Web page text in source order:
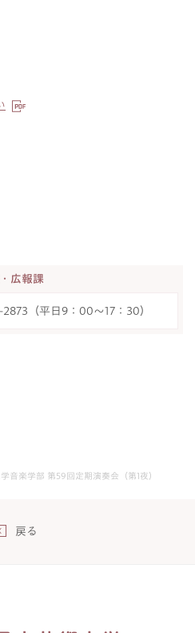
広報課
2873（平日9：00～17：30）
楽学部 第59回定期演奏会（第1夜）
戻る